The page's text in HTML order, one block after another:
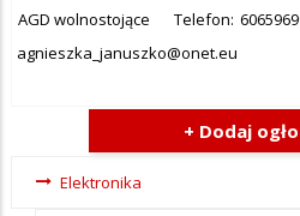
AGD wolnostojące Telefon:
agnieszka_januszko@onet.eu
+ Dodaj
Ogłoszenia
Elektronika